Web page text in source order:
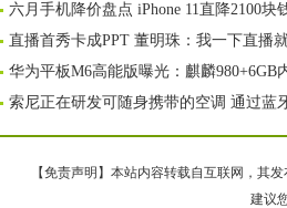
六月手机降价盘点 iPhone 11直降2100块
直播首秀卡成PPT 董明珠：我一下直播
华为平板M6高能版曝光：麒麟980+6GB
索尼正在研发可随身携带的空调 通过蓝
【免责声明】本站内容转载自互联网，其
建议